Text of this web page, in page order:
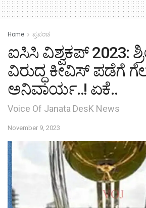
Home ಪ್ರಪಂಚ
ಐಸಿಸಿ ವಿಶ್ವಕಪ್ 2023:
ವಿರುದ್ಧ ಕೀವಿಸ್ ಪಡೆಗೆ
ಅನಿವಾರ್ಯ..! ಏಕೆ..
Voice Of Janata DesK News
November 9, 2023